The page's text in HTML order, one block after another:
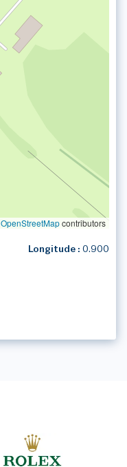
OpenStreetMapcontributors
Longitude : 0.900